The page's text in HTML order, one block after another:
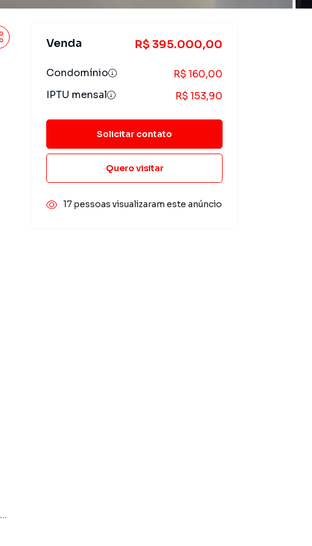
Venda R$ 395.000,00
Condomínio
R$ 160,00
IPTU mensal
R$ 153,90
Solicitar contato
Quero visitar
17 pessoas visualizaram este anúncio